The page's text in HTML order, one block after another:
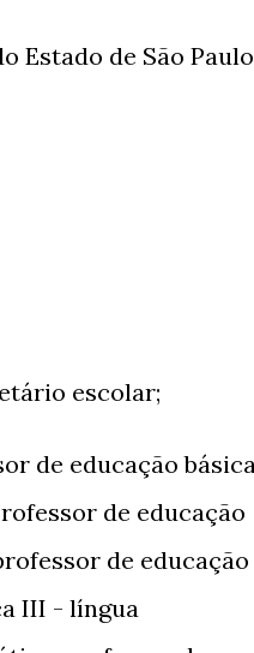
Estado de São
escolar;
de educação
de educação
de educação
III - língua